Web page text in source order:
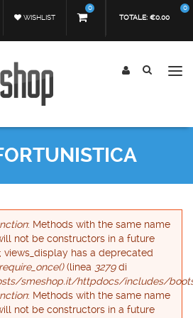
TOTALE: €0.00
0
WISHLIST
0
di errore
: Methods with the same name
not be constructors in a future
views_display has a deprecated
require_once()(linea 3279di
smeshop.it/httpdocs/includes/
: Methods with the same name
not be constructors in a future